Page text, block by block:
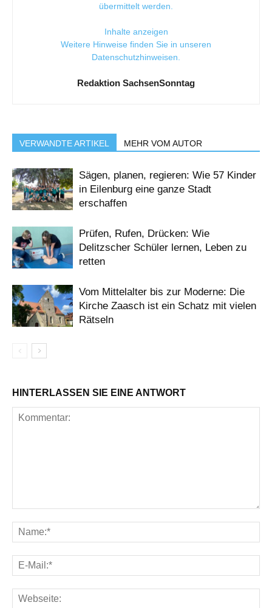
übermittelt werden.
Inhalte anzeigen
Weitere Hinweise finden Sie in unseren
Datenschutzhinweisen
Redaktion SachsenSonntag
VERWANDTE ARTIKEL MEHR VOM AUTOR
Sägen, planen, regieren: Wie 57 Kinder
in Eilenburg eine ganze Stadt
erschaffen
Prüfen, Rufen, Drücken: Wie
Delitzscher Schüler lernen, Leben zu
retten
Vom Mittelalter bis zur Moderne: Die
Kirche Zaasch ist ein Schatz mit vielen
Rätseln
HINTERLASSEN SIE EINE ANTWORT